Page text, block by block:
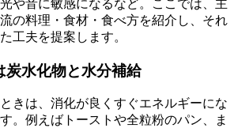
や音に敏感になるなど。ここでは、主
の料理・食材・食べ方を紹介し、それ
工夫を提案します。
炭水化物と水分補給
きは、消化が良くすぐエネルギーにな
。例えばトーストや全粒粉のパン、ま